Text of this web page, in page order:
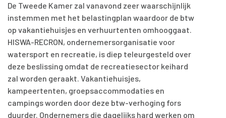
De Tweede Kamer zal vanavond zeer waarschijnlijk
instemmen met het belastingplan waardoor de btw
op vakantiehuisjes en verhuurtenten omhooggaat.
HISWA-RECRON, ondernemersorganisatie voor
watersport en recreatie, is diep teleurgesteld over
deze beslissing omdat de recreatiesector keihard
zal worden geraakt. Vakantiehuisjes,
kampeertenten, groepsaccommodaties en
campings worden door deze btw-verhoging fors
duurder. Ondernemers die dagelijks hard werken om